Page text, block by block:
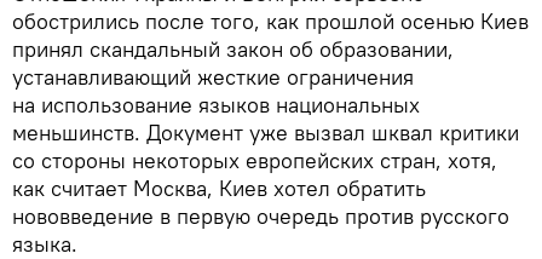
обострились после того, как прошлой осенью Киев
принял скандальный закон об образовании,
устанавливающий жесткие ограничения
на использование языков национальных
меньшинств. Документ уже вызвал шквал критики
со стороны некоторых европейских стран, хотя,
как считает Москва, Киев хотел обратить
нововведение в первую очередь против русского
языка.